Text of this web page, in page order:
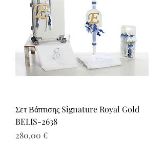
Σετ Βάπτισης Signature Royal Gold
BELIS-2638
Τιμή
280,00 €